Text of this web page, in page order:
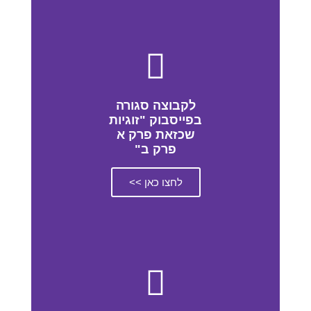
לקבוצה סגורה
בפייסבוק "זוגיות
שכזאת פרק א
פרק ב"
לחצו כאן >>